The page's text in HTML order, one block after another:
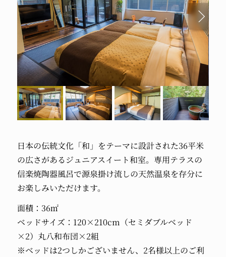
日本の伝統文化「和」をテーマに設計された36平米
の広さがあるジュニアスイート和室。専用テラスの
信楽焼陶器風呂で源泉掛け流しの天然温泉を存分に
お楽しみいただけます。
面積：36㎡
ベッドサイズ：120×210cm（セミダブルベッド
×2）丸八和布団×2組
※ベッドは2つしかございません、2名様以上のご利